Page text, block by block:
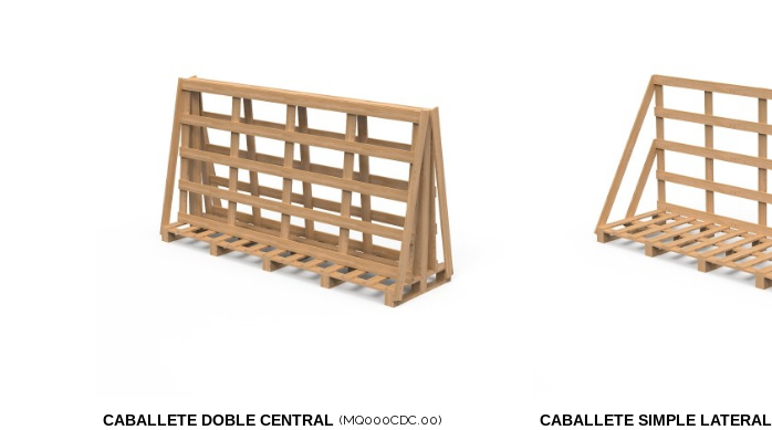
CABALLETE DOBLE CENTRAL (MQ000CDC.00) CABALLETE SIMPLE LATERAL